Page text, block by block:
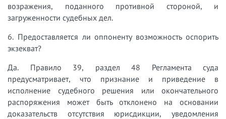
возражения, поданного противной стороной, и
загруженности судебных дел.
6. Предоставляется ли оппоненту возможность оспорить
экзекват?
Да. Правило 39, раздел 48 Регламента суда
предусматривает, что признание и приведение в
исполнение судебного решения или окончательного
распоряжения может быть отклонено на основании
доказательств отсутствия юрисдикции, уведомления